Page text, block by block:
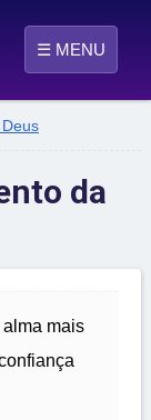
☰ MENU
da
mais